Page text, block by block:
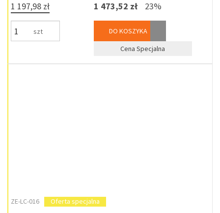
1 197,98 zł
szt
1 473,52 zł 23%
DO KOSZYKA
Cena Specjalna
ZE-LC-016
Oferta specjalna